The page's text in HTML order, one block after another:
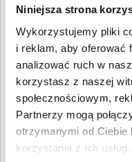
Niniejsza strona
Wykorzystujemy pliki
i reklam, aby oferować
analizować ruch w
korzystasz z naszej
społecznościowym,
Partnerzy mogą
otrzymanymi od
korzystania z ich usług.
ARLETTA GROSICKA
Warszawa, Mazowieckie
RIPOSTA SPÓŁKA Z
OGRANICZONĄ
ODPOWIEDZIALNOŚCIĄ
Warszawa, Mazowieckie
KOGA-ONLINE
SPÓŁKA Z
OGRANICZONĄ
ODPOWIEDZIALNOŚCIĄ
Warszawa, Mazowieckie